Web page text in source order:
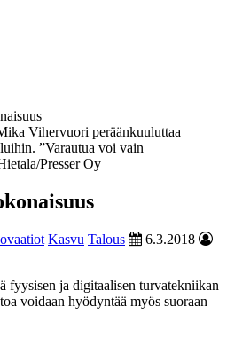
Vihervuori peräänkuuluttaa
”Varautua voi vain
Presser Oy
Kasvu Talous
6.3.2018
fyysisen ja digitaalisen turvatekniikan
voidaan hyödyntää myös suoraan